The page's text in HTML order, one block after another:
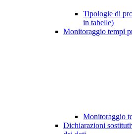
Tipologie di
in tabelle)
Monitoraggio tempi
Monitoraggio
Dichiarazioni